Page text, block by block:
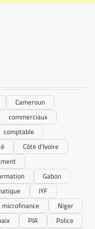
Cameroun
commerciaux
comptable
Côte d’Ivoire
Gabon
IYF
microfinance
Niger
PIA
Police